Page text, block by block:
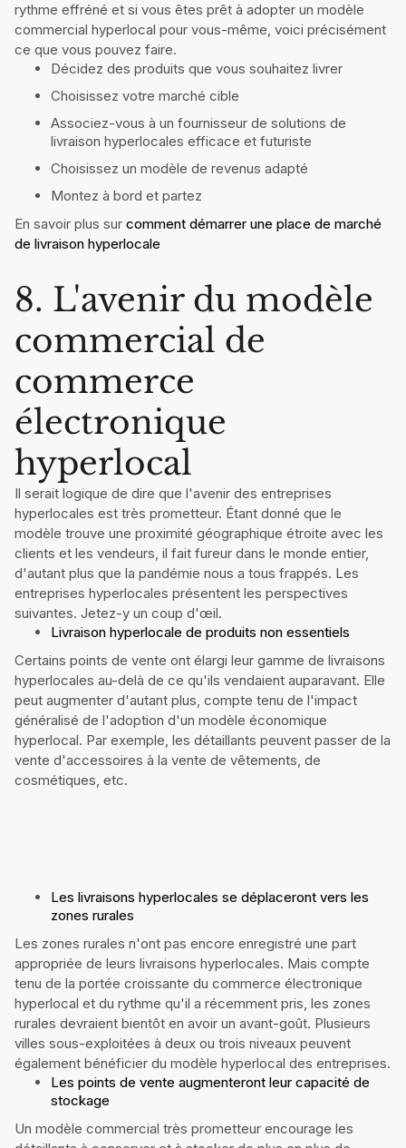
rythme effréné et si vous êtes prêt à adopter un modèle
commercial hyperlocal pour vous-même, voici précisément
ce que vous pouvez faire.
Décidez des produits que vous souhaitez livrer
Choisissez votre marché cible
Associez-vous à un fournisseur de solutions de
livraison hyperlocales efficace et futuriste
Choisissez un modèle de revenus adapté
Montez à bord et partez
En savoir plus sur comment démarrer une place de marché
de livraison hyperlocale
8. L'avenir du modèle
commercial de
commerce
électronique
hyperlocal
Il serait logique de dire que l'avenir des entreprises
hyperlocales est très prometteur. Étant donné que le
modèle trouve une proximité géographique étroite avec les
clients et les vendeurs, il fait fureur dans le monde entier,
d'autant plus que la pandémie nous a tous frappés. Les
entreprises hyperlocales présentent les perspectives
suivantes. Jetez-y un coup d'œil.
Livraison hyperlocale de produits non essentiels
Certains points de vente ont élargi leur gamme de livraisons
hyperlocales au-delà de ce qu'ils vendaient auparavant. Elle
peut augmenter d'autant plus, compte tenu de l'impact
généralisé de l'adoption d'un modèle économique
hyperlocal. Par exemple, les détaillants peuvent passer de la
vente d'accessoires à la vente de vêtements, de
cosmétiques, etc.
Les livraisons hyperlocales se déplaceront vers les
zones rurales
Les zones rurales n'ont pas encore enregistré une part
appropriée de leurs livraisons hyperlocales. Mais compte
tenu de la portée croissante du commerce électronique
hyperlocal et du rythme qu'il a récemment pris, les zones
rurales devraient bientôt en avoir un avant-goût. Plusieurs
villes sous-exploitées à deux ou trois niveaux peuvent
également bénéficier du modèle hyperlocal des entreprises.
Les points de vente augmenteront leur capacité de
stockage
Un modèle commercial très prometteur encourage les